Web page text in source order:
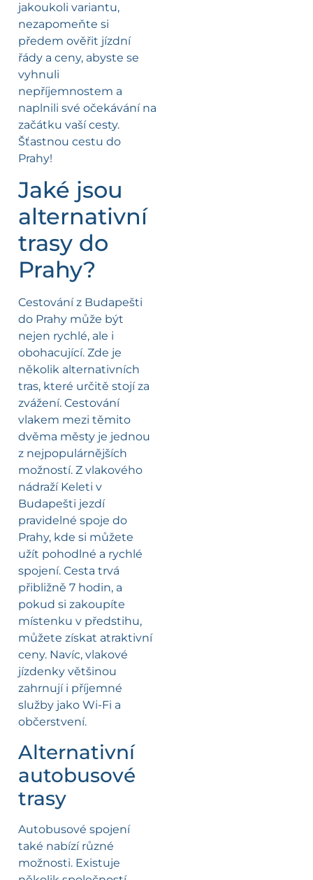
jakoukoli variantu,
nezapomeňte si
předem ověřit jízdní
řády a ceny, abyste se
vyhnuli
nepříjemnostem a
naplnili své očekávání na
začátku vaší cesty.
Šťastnou cestu do
Prahy!
Jaké jsou
alternativní
trasy do
Prahy?
Cestování z Budapešti
do Prahy může být
nejen rychlé, ale i
obohacující. Zde je
několik alternativních
tras, které určitě stojí za
zvážení. Cestování
vlakem mezi těmito
dvěma městy je jednou
z nejpopulárnějších
možností. Z vlakového
nádraží Keleti v
Budapešti jezdí
pravidelné spoje do
Prahy, kde si můžete
užít pohodlné a rychlé
spojení. Cesta trvá
přibližně 7 hodin, a
pokud si zakoupíte
místenku v předstihu,
můžete získat atraktivní
ceny. Navíc, vlakové
jízdenky většinou
zahrnují i příjemné
služby jako Wi-Fi a
občerstvení.
Alternativní
autobusové
trasy
Autobusové spojení
také nabízí různé
možnosti. Existuje